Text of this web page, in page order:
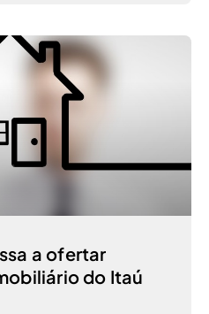
a ofertar
do Itaú